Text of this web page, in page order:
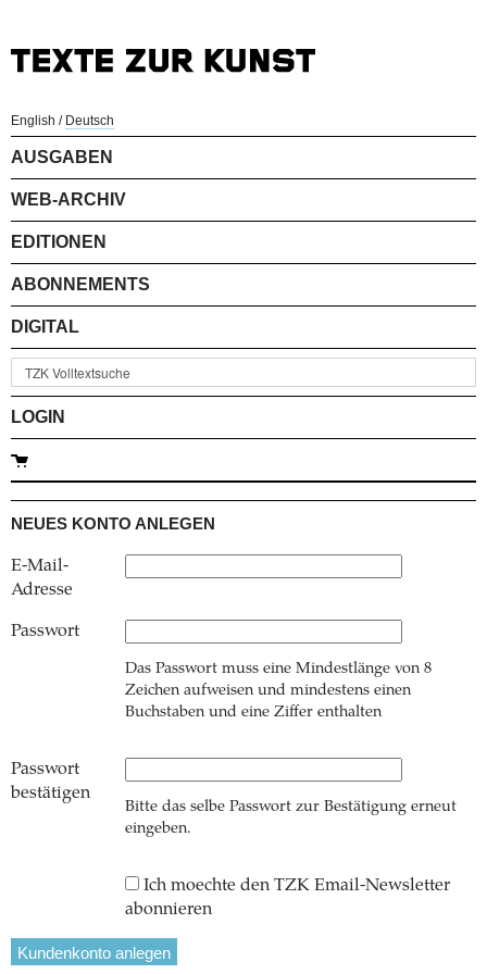
English / Deutsch
AUSGABEN
WEB-ARCHIV
EDITIONEN
ABONNEMENTS
DIGITAL
LOGIN
NEUES KONTO ANLEGEN
E-Mail-
Adresse
Passwort
Das Passwort muss eine Mindestlänge von 8
Zeichen aufweisen und mindestens einen
Buchstaben und eine Ziffer enthalten
Passwort
bestätigen
Bitte das selbe Passwort zur Bestätigung erneut
eingeben.
Ich moechte den TZK Email-Newsletter
abonnieren